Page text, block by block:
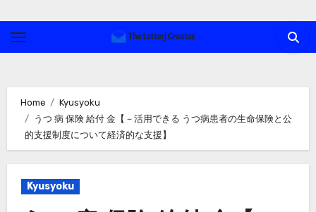
Home
Kyusyoku
うつ 病 保険 給付 金【－活用できる うつ病患者の生命保険と公
的支援制度について経済的な支援】
Kyusyoku